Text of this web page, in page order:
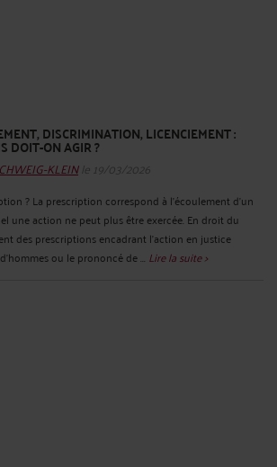
DISCRIMINATION, LICENCIEMENT :
DOIT-ON AGIR ?
KLEINle 19/03/2026
? La prescription correspond à l'écoulement d'un
une action ne peut plus être exercée. En droit du
des prescriptions encadrant l'action en justice
ou le prononcé de ... Lire la suite >